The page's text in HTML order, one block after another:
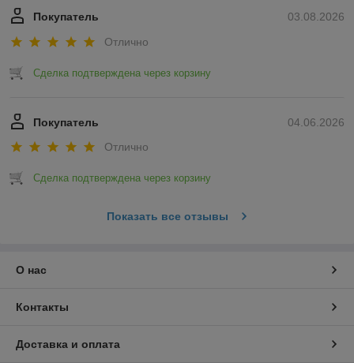
03.08.2026
Покупатель
Отлично
Сделка подтверждена через корзину
04.06.2026
Покупатель
Отлично
Сделка подтверждена через корзину
Показать все отзывы
О нас
Контакты
Доставка и оплата